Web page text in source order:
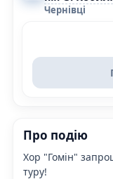
Чернівці
Про подію
Хор "Гомін"
туру!